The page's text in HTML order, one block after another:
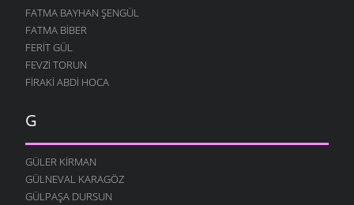
İŞGÜZAR BABA
12 AĞUSTOS 2004
MURTEZ
12 AĞUSTOS 2004
12 AĞUSTOS 2004
FESTIVAL
12 AĞUSTOS 2004
FATMA BAYHAN ŞENGÜL
FATMA BIBER
FERIT GÜL
FEVZI TORUN
FIRAKI ABDI HOCA
G
GÜLER KIRMAN
GÜLNEVAL KARAGÖZ
GÜLPAŞA DURSUN